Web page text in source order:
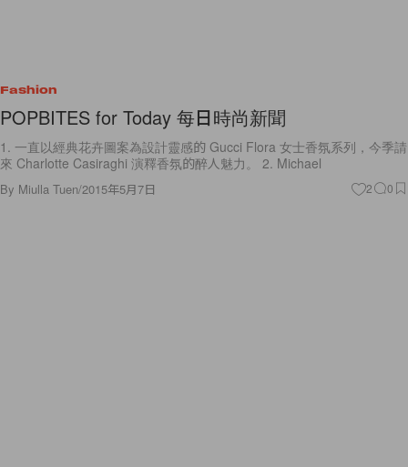
Fashion
POPBITES for Today 每日時尚新聞
1. 一直以經典花卉圖案為設計靈感的 Gucci Flora 女士香氛系列，今季請
來 Charlotte Casiraghi 演釋香氛的醉人魅力。 2. Michael
By Miulla Tuen/2015年5月7日 2 0